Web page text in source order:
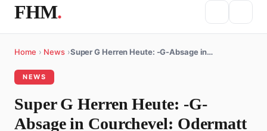
FHM.
Home › News ›Super G Herren Heute: -G-Absage in…
NEWS
Super G Herren Heute: -G-
Absage in Courchevel: Odermatt